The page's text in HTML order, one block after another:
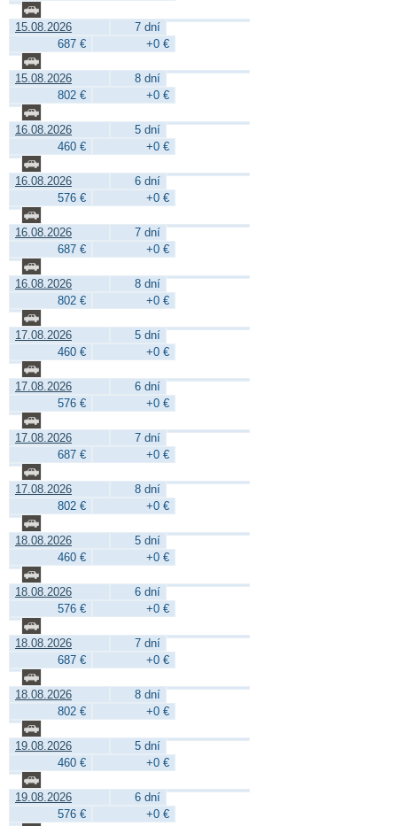
15.08.2026
7 dní
687 €
+0 €
15.08.2026
8 dní
802 €
+0 €
16.08.2026
5 dní
460 €
+0 €
16.08.2026
6 dní
576 €
+0 €
16.08.2026
7 dní
687 €
+0 €
16.08.2026
8 dní
802 €
+0 €
17.08.2026
5 dní
460 €
+0 €
17.08.2026
6 dní
576 €
+0 €
17.08.2026
7 dní
687 €
+0 €
17.08.2026
8 dní
802 €
+0 €
18.08.2026
5 dní
460 €
+0 €
18.08.2026
6 dní
576 €
+0 €
18.08.2026
7 dní
687 €
+0 €
18.08.2026
8 dní
802 €
+0 €
19.08.2026
5 dní
460 €
+0 €
19.08.2026
6 dní
576 €
+0 €